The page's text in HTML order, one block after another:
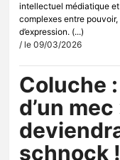
intellectuel médiatique
complexes entre
d’expression. (...)
/ le 09/03/2026
Coluche :
d’un
schnock !